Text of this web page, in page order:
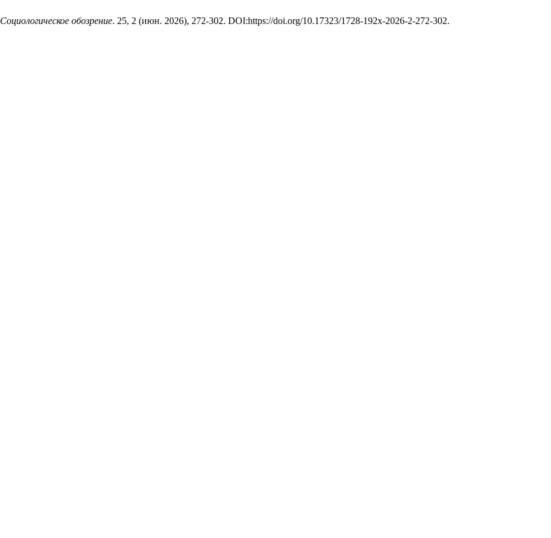
Социологическое обозрение. 25, 2 (июн. 2026), 272-302. DOI:https://doi.org/10.17323/1728-192x-2026-2-272-302.